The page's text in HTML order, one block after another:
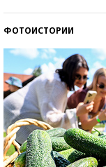
ФОТОИСТОРИИ